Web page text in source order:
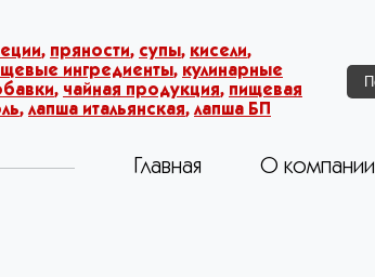
, пряности, супы, кисели,
ингредиенты, кулинарные
, чайная продукция , пищевая
, лапша итальянская , лапша БП
Главная О компании